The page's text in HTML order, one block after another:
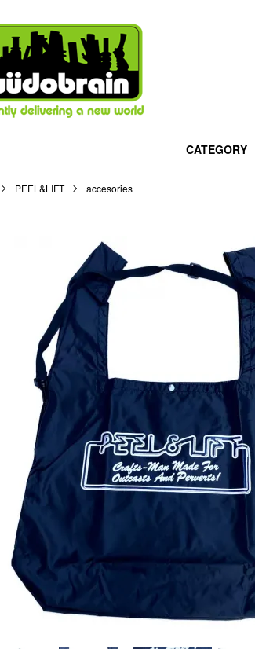
CATEGORY
PEEL&LIFT accesories